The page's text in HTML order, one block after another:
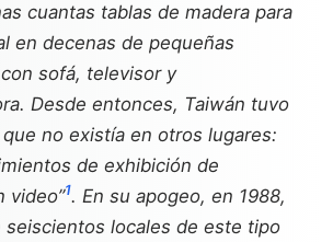
cuantas tablas de madera para
en decenas de pequeñas
sofá, televisor y
Desde entonces, Taiwán tuvo
no existía en otros lugares:
de exhibición de
video”1. En su apogeo, en 1988,
seiscientos locales de este tipo